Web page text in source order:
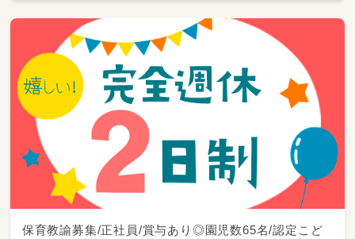
保育教諭募集/正社員/賞与あり◎園児数65名/認定こど